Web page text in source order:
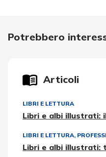
Potrebbero
Articoli
LIBRI E LETTURA
Libri e albi illustrati:
LIBRI E LETTURA,
Libri e albi illustrati: